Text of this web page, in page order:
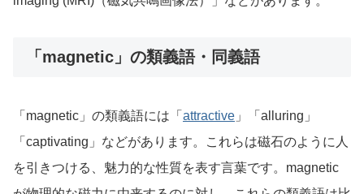
「magnetic」の類義語・同義語
「magnetic」の類義語には「 attractive 」「alluring」
「captivating」などがあります。これらは磁石のように人
を引きつける、魅力的な性質を表す言葉です。magnetic